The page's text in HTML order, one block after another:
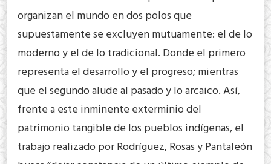
organizan el mundo en dos polos que
supuestamente se excluyen mutuamente: el de lo
moderno y el de lo tradicional. Donde el primero
representa el desarrollo y el progreso; mientras
que el segundo alude al pasado y lo arcaico. Así,
frente a este inminente exterminio del
patrimonio tangible de los pueblos indígenas, el
trabajo realizado por Rodríguez, Rosas y Pantaleón